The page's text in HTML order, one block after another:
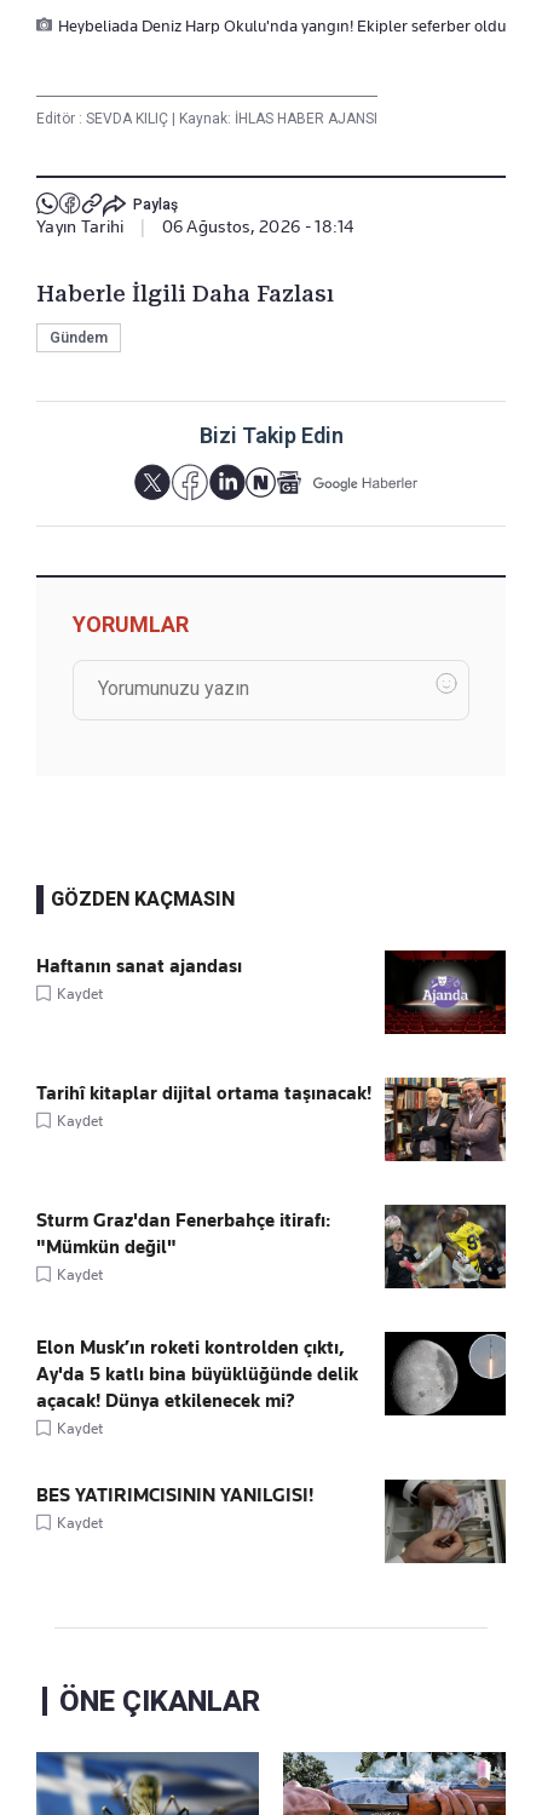
Heybeliada Deniz Harp Okulu'nda yangın! Ekipler seferber oldu
Editör : SEVDA KILIÇ Kaynak: İHLAS HABER AJANSI
Paylaş
Yayın Tarihi 06 Ağustos, 2026 - 18:14
Haberle İlgili Daha Fazlası
Gündem
Bizi Takip Edin
YORUMLAR
GÖZDEN KAÇMASIN
Haftanın sanat ajandası
Kaydet
Tarihî kitaplar dijital ortama taşınacak!
Kaydet
Sturm Graz'dan Fenerbahçe itirafı:
"Mümkün değil"
Kaydet
Elon Musk’ın roketi kontrolden çıktı,
Ay'da 5 katlı bina büyüklüğünde delik
açacak! Dünya etkilenecek mi?
Kaydet
BES YATIRIMCISININ YANILGISI!
Kaydet
ÖNE ÇIKANLAR